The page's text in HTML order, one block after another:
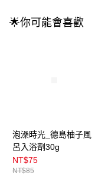
🌟你可能會喜歡
泡澡時光_德島柚子風
呂入浴劑30g
NT$75
NT$85